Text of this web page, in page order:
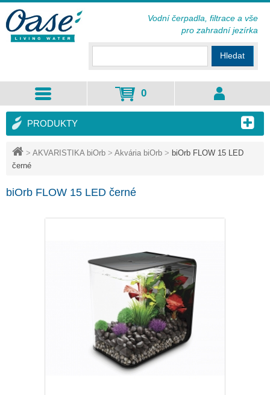
> AKVARISTIKA biOrb > Akvária biOrb > biOrb FLOW 15 LED
černé
biOrb FLOW 15 LED černé
PRODUKTY
Hledat
0
Vodní čerpadla, filtrace a vše
pro zahradní jezírka